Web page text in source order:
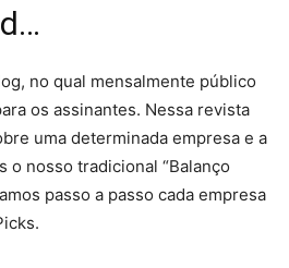
no qual mensalmente público
os assinantes. Nessa revista
uma determinada empresa e a
o nosso tradicional “Balanço
passo a passo cada empresa